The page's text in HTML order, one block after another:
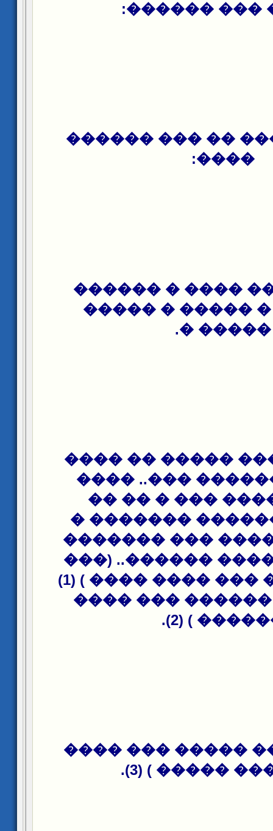
���� ���
��� ������ ��
����:
����� ��� ����
������ � �����
����� �.
��� ��� ���
�����.. ������
���� ����� ���
������ ������
������ �����
����� ������
�� ��� ��� ��� ���� ���� ) (1)
(��� ��� ������
������ )
(���� ���� �����
��� ���